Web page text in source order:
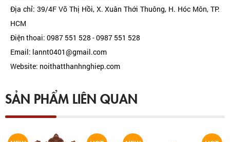
Địa chỉ: 39/4F Võ Thị Hồi, X. Xuân Thới Thuông, H. Hóc Môn, TP.
HCM
Điện thoai: 0987 551 528 - 0987 551 528
Email: lannt0401@gmail.com
Website: noithatthanhnghiep.com
SẢN PHẨM LIÊN QUAN